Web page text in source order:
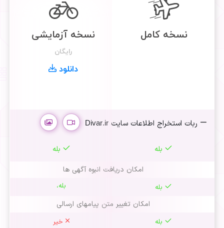
نسخه کامل نسخه آزمایشی
رایگان
دانلود
ربات استخراج اطلاعات سایت Divar.ir
بله
بله
امکان دریافت انبوه آگهی ها
بله بله،
امکان تغییر متن پیامهای ارسالی
بله خیر